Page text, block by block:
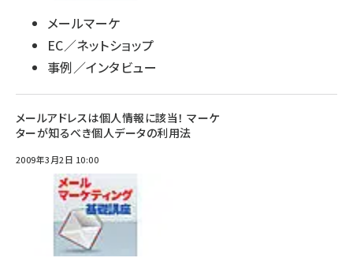
メールマーケ
EC／ネットショップ
事例／インタビュー
メールアドレスは個人情報に該当！ マーケ
ターが知るべき個人データの利用法
2009年3月2日 10:00